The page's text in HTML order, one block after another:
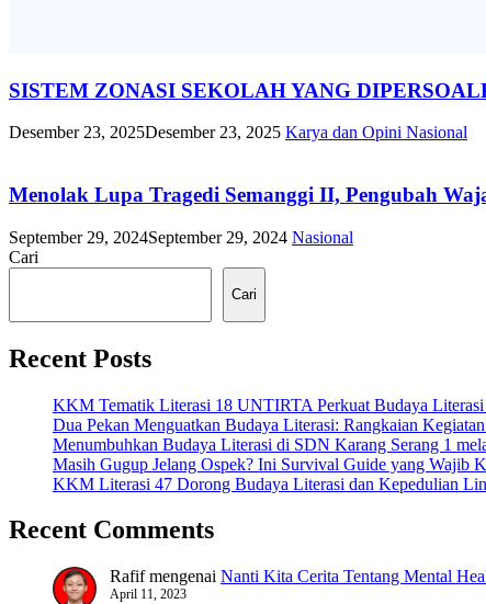
SISTEM ZONASI SEKOLAH YANG
Desember 23, 2025Desember 23, 2025 Karya dan Opini Nasional
Menolak Lupa Tragedi Semanggi II, Pengubah
September 29, 2024September 29, 2024 Nasional
Cari
Cari
Recent Posts
KKM Tematik Literasi 18 UNTIRTA Perkuat Budaya
Dua Pekan Menguatkan Budaya Literasi: Rangkaian
Menumbuhkan Budaya Literasi di SDN Karang Serang 1
Masih Gugup Jelang Ospek? Ini Survival Guide yang Wajib
KKM Literasi 47 Dorong Budaya Literasi dan Kepedulian
Recent Comments
Rafifmengenai Nanti Kita Cerita Tentang Mental
April 11, 2023